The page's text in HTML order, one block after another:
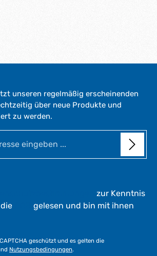
unseren regelmäßig erscheinenden
über neue Produkte und
zu werden.
zur Kenntnis
gelesen und bin mit ihnen
geschützt und es gelten die
Nutzungsbedingungen.